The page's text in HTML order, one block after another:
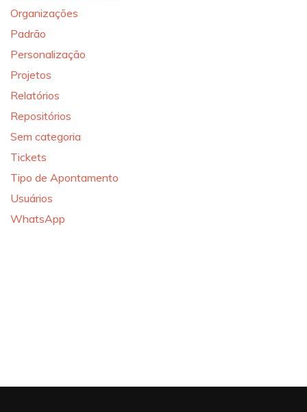
Organizações
Padrão
Personalização
Projetos
Relatórios
Repositórios
Sem categoria
Tickets
Tipo de Apontamento
Usuários
WhatsApp